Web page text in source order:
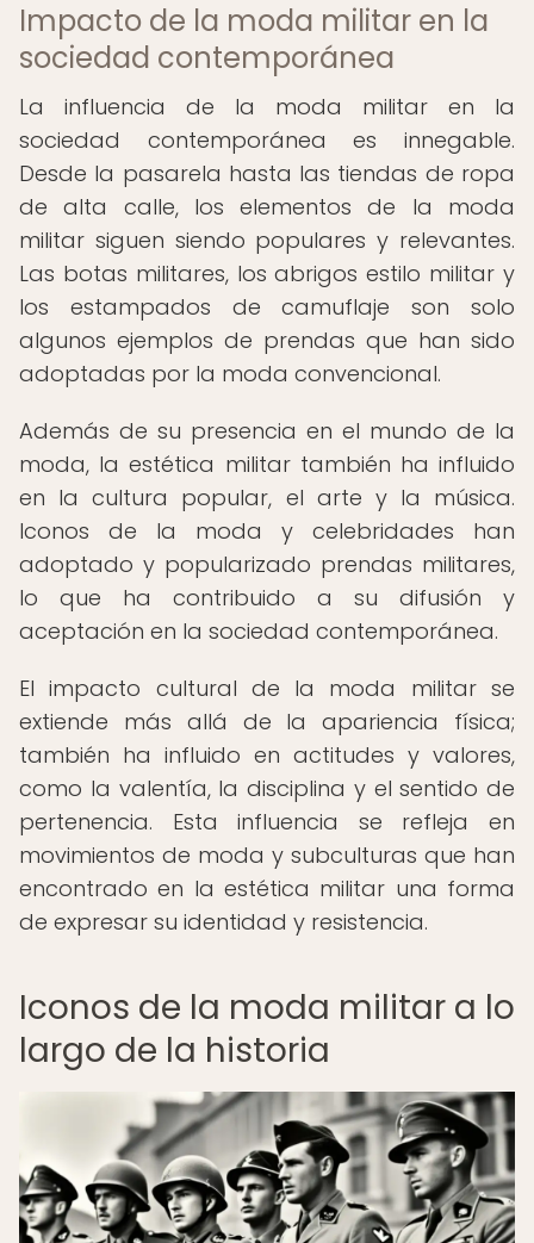
Impacto de la moda militar en la
sociedad contemporánea
La influencia de la moda militar en la
sociedad contemporánea es innegable.
Desde la pasarela hasta las tiendas de ropa
de alta calle, los elementos de la moda
militar siguen siendo populares y relevantes.
Las botas militares, los abrigos estilo militar y
los estampados de camuflaje son solo
algunos ejemplos de prendas que han sido
adoptadas por la moda convencional.
Además de su presencia en el mundo de la
moda, la estética militar también ha influido
en la cultura popular, el arte y la música.
Iconos de la moda y celebridades han
adoptado y popularizado prendas militares,
lo que ha contribuido a su difusión y
aceptación en la sociedad contemporánea.
El impacto cultural de la moda militar se
extiende más allá de la apariencia física;
también ha influido en actitudes y valores,
como la valentía, la disciplina y el sentido de
pertenencia. Esta influencia se refleja en
movimientos de moda y subculturas que han
encontrado en la estética militar una forma
de expresar su identidad y resistencia.
Iconos de la moda militar a lo
largo de la historia